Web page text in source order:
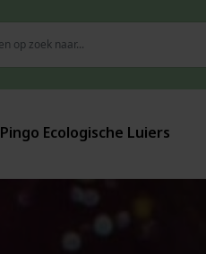
Pingo Ecologische Luiers